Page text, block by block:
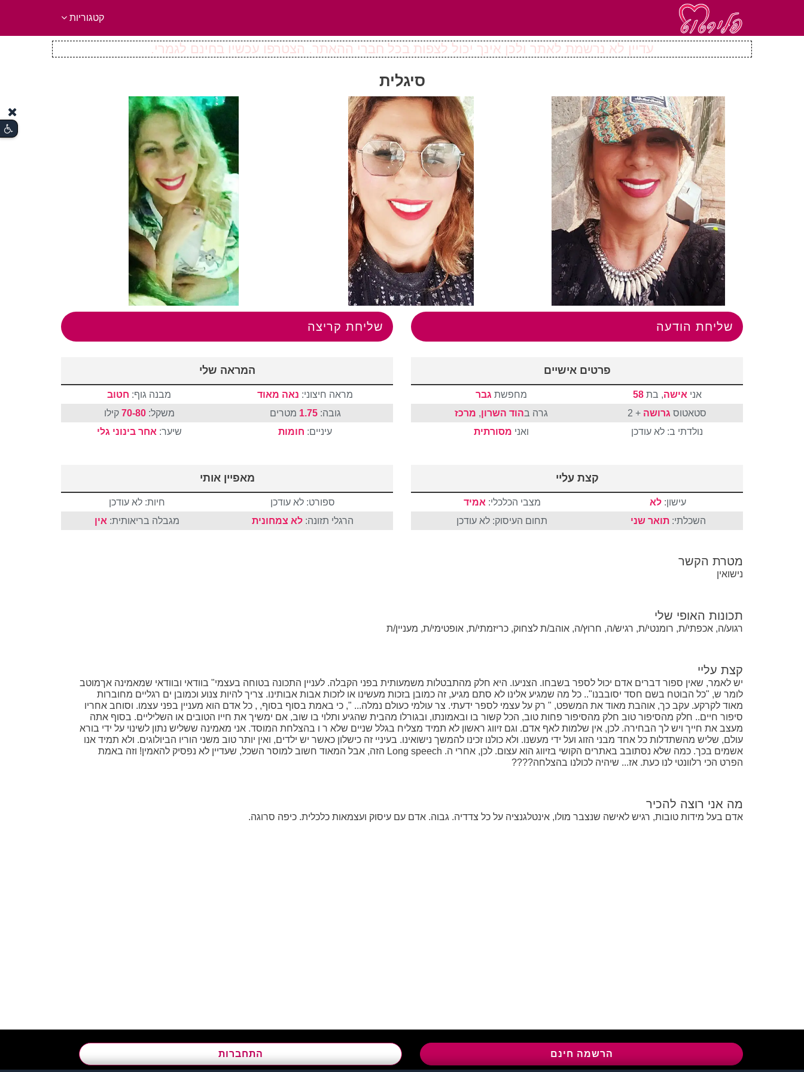
קטגוריות
עדיין לא נרשמת לאתר ולכן אינך יכול לצפות בכל חברי ההאתר. הצטרפו עכשיו בחינם לגמרי.
סיגלית
שליחת הודעה שליחת קריצה
פרטים אישיים
אני אישה, בת58 מחפשת גבר
סטאטוס גרושה + 2 גרה בהוד השרון, מרכז
נולדתי ב: לא עודכן
ואני מסורתית
המראה שלי
מראה חיצוני: נאה מאוד מבנה גוף: חטוב
גובה:1.75 מטרים משקל:70-80 קילו
עיניים: חומות שיער: אחר בינוני גלי
קצת עליי
עישון: לא מצבי הכלכלי: אמיד
השכלתי:תואר שני תחום העיסוק: לא עודכן
מאפיין אותי
ספורט: לא עודכן
חיות: לא עודכן
הרגלי תזונה: לא צמחונית מגבלה בריאותית: אין
מטרת הקשר
נישואין
תכונות האופי שלי
רגוע/ה, אכפתי/ת, רומנטי/ת, רגיש/ה, חרוץ/ה, אוהב/ת לצחוק, כריזמתי/ת, אופטימי/ת, מעניין/ת
קצת עליי
יש לאמר, שאין ספור דברים אדם יכול לספר בשבחו. הצניעו. היא חלק מהתבטלות משמעותית בפני הקבלה. לעניין התכונה בטוחה בעצמי" בוודאי ובוודאי שמאמינה אךמוטב
לומר ש, "כל הבוטח בשם חסד יסובבנו".. כל מה שמגיע אלינו לא סתם מגיע, זה כמובן בזכות מעשינו או לזכות אבות אבותינו. צריך להיות צנוע וכמובן ים רגליים מחוברות
מאוד לקרקע. עקב כך, אוהבת מאוד את המשפט, " רק על עצמי לספר ידעתי. צר עולמי כעולם נמלה... ", כי באמת בסוף בסוף, , כל אדם הוא מעניין בפני עצמו. וסוחב אחריו
סיפור חיים.. חלק מהסיפור טוב חלק מהסיפור פחות טוב, הכל קשור בו ובאמונתו, ובגורלו מהבית שהגיע ותלוי בו שוב, אם ימשיך את חייו הטובים או השליליים. בסוף אתה
מעצב את חייך ויש לך הבחירה. לכן, אין שלמות לאף אדם. וגם זיווג ראשון לא תמיד מצליח בגלל שניים שלא ר ו בהצלחת המוסד. אני מאמינה ששליש נתון לשינוי על ידי בורא
עולם, שליש מהשתדלות כל אחד מבני הזוג ועל ידי מעשנו. ולא כולנו זכינו להמשך נישואינו. בעיניי זה כישלון כאשר יש ילדים, ואין יותר טוב משני הוריו הביולוגים. ולא תמיד אנו
אשמים בכך. כמה שלא נסתובב באתרים הקושי בזיווג הוא עצום. לכן, אחרי ה. Long speech הזה, אבל המאוד חשוב למוסר השכל, שעדיין לא נפסיק להאמין! וזה באמת
הפרט הכי רלוונטי לנו כעת. אז... שיהיה לכולנו בהצלחה????
מה אני רוצה להכיר
אדם בעל מידות טובות, רגיש לאישה שנצבר מולו, אינטלגנציה על כל צדדיה. גבוה. אדם עם עיסוק ועצמאות כלכלית. כיפה סרוגה.
הרשמה חינם התחברות 04-8558924